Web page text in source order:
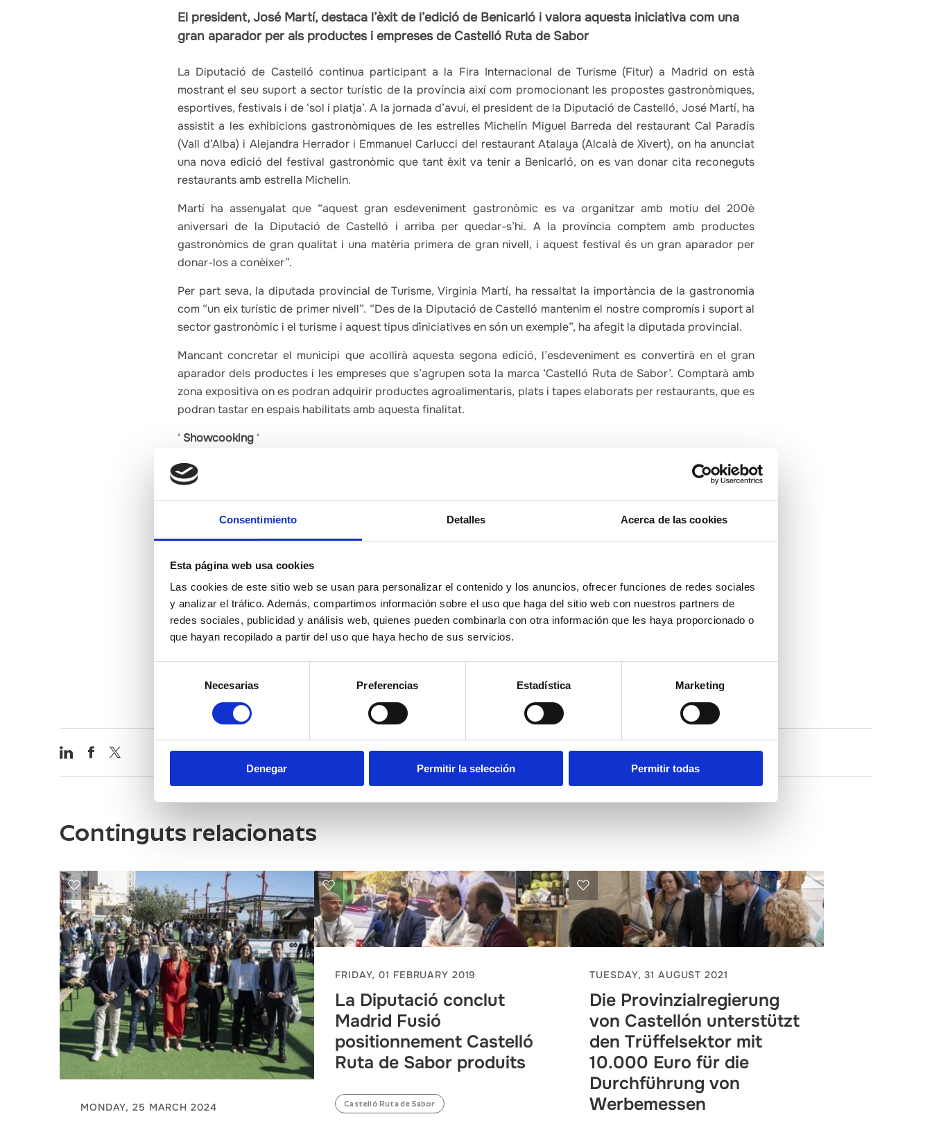
Consentimiento Detalles Acerca de las cookies
Esta página web usa cookies
Las cookies de este sitio web se usan para personalizar el contenido y los anuncios, ofrecer funciones de redes sociales
y analizar el tráfico. Además, compartimos información sobre el uso que haga del sitio web con nuestros partners de
redes sociales, publicidad y análisis web, quienes pueden combinarla con otra información que les haya proporcionado o
que hayan recopilado a partir del uso que haya hecho de sus servicios.
consentimiento
Necesarias Preferencias Estadística Marketing
Denegar Permitir la selección Permitir todas
El president, José Martí, destaca l’èxit de l’edició de Benicarló i valora aquesta iniciativa com una
gran aparador per als productes i empreses de Castelló Ruta de Sabor
La Diputació de Castelló continua participant a la Fira Internacional de Turisme (Fitur) a Madrid on està
mostrant el seu suport a sector turístic de la província així com promocionant les propostes gastronòmiques,
esportives, festivals i de ‘sol i platja’. A la jornada d’avui, el president de la Diputació de Castelló, José Martí, ha
assistit a les exhibicions gastronòmiques de les estrelles Michelín Miguel Barreda del restaurant Cal Paradís
(Vall d’Alba) i Alejandra Herrador i Emmanuel Carlucci del restaurant Atalaya (Alcalà de Xivert), on ha anunciat
una nova edició del festival gastronòmic que tant èxit va tenir a Benicarló, on es van donar cita reconeguts
restaurants amb estrella Michelin.
Martí ha assenyalat que “aquest gran esdeveniment gastronòmic es va organitzar amb motiu del 200è
aniversari de la Diputació de Castelló i arriba per quedar-s’hi. A la província comptem amb productes
gastronòmics de gran qualitat i una matèria primera de gran nivell, i aquest festival és un gran aparador per
donar-los a conèixer”.
Per part seva, la diputada provincial de Turisme, Virginia Martí, ha ressaltat la importància de la gastronomia
com “un eix turístic de primer nivell”. “Des de la Diputació de Castelló mantenim el nostre compromís i suport al
sector gastronòmic i el turisme i aquest tipus d´iniciatives en són un exemple”, ha afegit la diputada provincial.
Mancant concretar el municipi que acollirà aquesta segona edició, l’esdeveniment es convertirà en el gran
aparador dels productes i les empreses que s’agrupen sota la marca ‘Castelló Ruta de Sabor’. Comptarà amb
zona expositiva on es podran adquirir productes agroalimentaris, plats i tapes elaborats per restaurants, que es
podran tastar en espais habilitats amb aquesta finalitat.
‘ Showcooking ‘
L’estand de Castelló ha acollit avui dos xoucookings. El primer ha estat a càrrec de l’estrella Michelín Miguel
Barreda del restaurant Cal Paradís (Vall d’Alba) que ha elaborat un plat compost per tomàquet de colgar amb
sardina de bota i alls a la brasa. El president de la Diputació de Castelló, José Martí, i la diputada de Turisme,
Virginia Martí, han pogut degustar aquest plat. A més, la degustació ha coincidit amb la visita del president de
la Generalitat, Ximo Puig, a l’estand de Castelló i també ha pogut tastar aquest plat.
El segon xoucooking ha estat a càrrec d’Alejandra Herrador i Emmanuel Carlucci del restaurant Atalaya (Alcalà
de Xivert) que ha preparat carxofa de Benicarló amb crema de formatge combinat amb oli de sobrassada amb
acabat de tòfona.
VER VÍDEO
Continguts relacionats
MONDAY, 25 MARCH 2024
FRIDAY, 01 FEBRUARY 2019
La Diputació conclut
Madrid Fusió
positionnement Castelló
Ruta de Sabor produits
Castelló Ruta de Sabor
TUESDAY, 31 AUGUST 2021
Die Provinzialregierung
von Castellón unterstützt
den Trüffelsektor mit
10.000 Euro für die
Durchführung von
Werbemessen